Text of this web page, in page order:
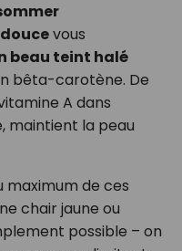
vous
beau teint halé
bêta-carotène. De
A dans
maintient la peau
maximum de ces
chair jaune ou
possible – on